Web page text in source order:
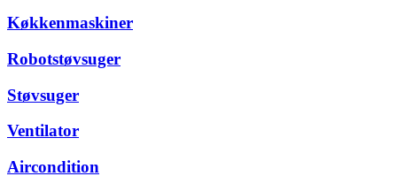
Køkkenmaskiner
Robotstøvsuger
Støvsuger
Ventilator
Aircondition